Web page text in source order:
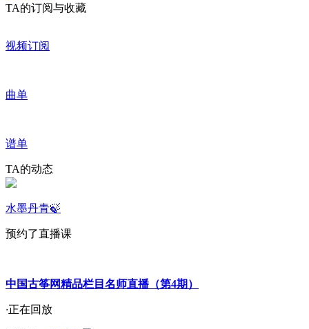
TA的订阅与收藏
视频订阅
曲单
谱单
TA的动态
水墨丹青🍃
预约了直播课
中国古筝网精品栏目名师直播（第4期）
·正在回放